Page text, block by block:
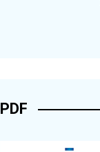
PDF